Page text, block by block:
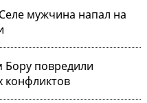
мужчина напал на
Бору повредили
конфликтов